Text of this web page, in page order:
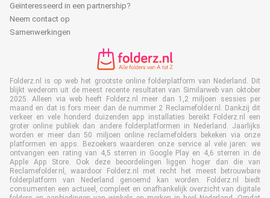
Geïnteresseerd in een partnership?
Neem contact op
Samenwerkingen
Folderz.nl is op web het grootste online folderplatform van Nederland. Dit
blijkt wederom uit de meest recente resultaten van Similarweb van oktober
2025. Alleen via web heeft Folderz.nl meer dan 1,2 miljoen sessies per
maand en dat is fors meer dan de nummer 2 Reclamefolder.nl. Dankzij dit
verkeer en vele honderd duizenden app installaties bereikt Folderz.nl een
groter online publiek dan andere folderplatformen in Nederland. Jaarlijks
worden er meer dan 50 miljoen online reclamefolders bekeken via onze
platformen en apps. Bezoekers waarderen onze service al vele jaren: we
ontvangen een rating van 4,5 sterren in Google Play en 4,6 sterren in de
Apple App Store. Ook deze beoordelingen liggen hoger dan die van
Reclamefolder.nl, waardoor Folderz.nl met recht het meest betrouwbare
folderplatform van Nederland genoemd kan worden. Folderz.nl biedt
consumenten een actueel, compleet en onafhankelijk overzicht van digitale